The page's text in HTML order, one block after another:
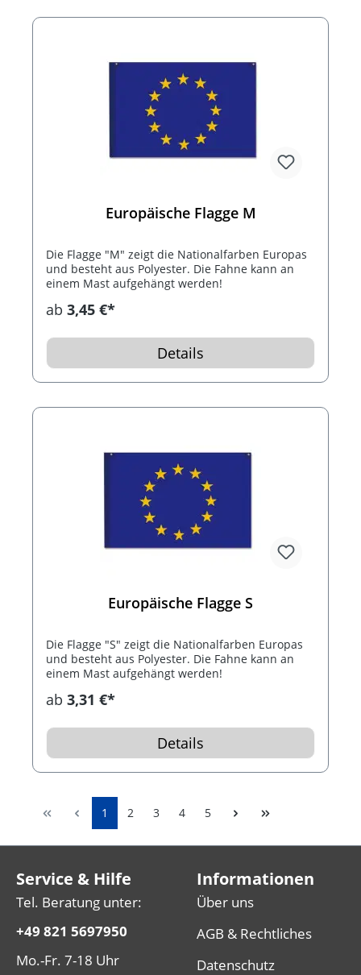
Europäische Flagge M
Die Flagge "M" zeigt die Nationalfarben Europas
und besteht aus Polyester. Die Fahne kann an
einem Mast aufgehängt werden!
ab 3,45 €*
Details
Europäische Flagge S
Die Flagge "S" zeigt die Nationalfarben Europas
und besteht aus Polyester. Die Fahne kann an
einem Mast aufgehängt werden!
ab 3,31 €*
Details
1 2 3 4 5
Service & Hilfe
Tel. Beratung unter:
+49 821 5697950
Mo.-Fr. 7-18 Uhr
Informationen
Über uns
AGB & Rechtliches
Datenschutz